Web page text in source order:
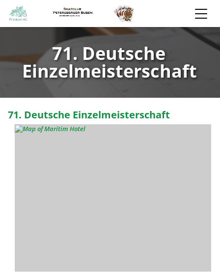
71. Deutsche
Einzelmeisterschaft
71. Deutsche Einzelmeisterschaft